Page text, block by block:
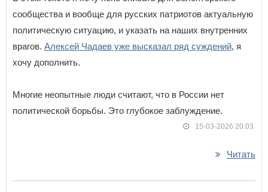
сообщества и вообще для русских патриотов актуальную
политическую ситуацию, и указать на наших внутренних
врагов. Алексей Чадаев уже высказал ряд суждений, я
хочу дополнить.
Многие неопытные люди считают, что в России нет
политической борьбы. Это глубокое заблуждение.
15-03-2026 20:03
Читать